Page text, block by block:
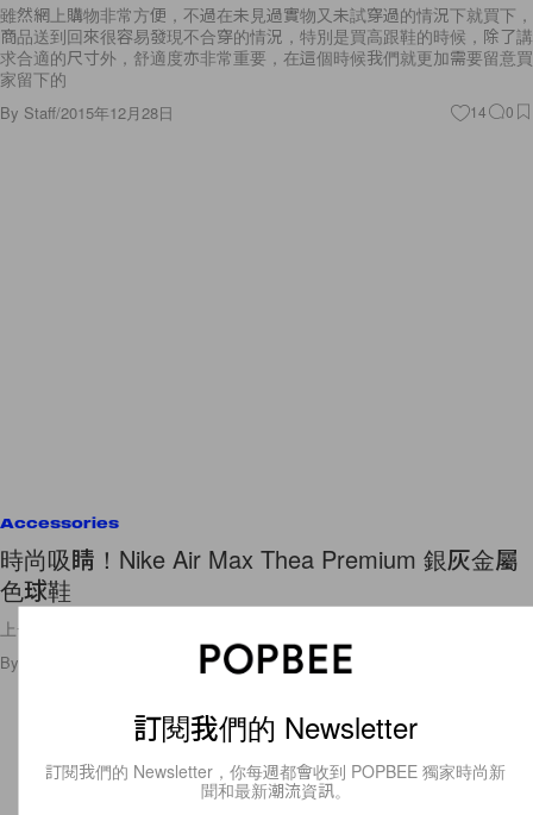
雖然網上購物非常方便，不過在未見過實物又未試穿過的情況下就買下，
商品送到回來很容易發現不合穿的情況，特別是買高跟鞋的時候，除了講
求合適的尺寸外，舒適度亦非常重要，在這個時候我們就更加需要留意買
家留下的
By Staff/2015年12月28日 14 0
Accessories
時尚吸睛！Nike Air Max Thea Premium 銀灰金屬
色球鞋
上一周我們向大家介紹的 Nike Air Max Thea Premium
By
訂閱我們的 Newsletter
訂閱我們的 Newsletter，你每週都會收到 POPBEE 獨家時尚新
聞和最新潮流資訊。